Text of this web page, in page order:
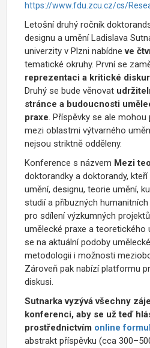
https://www.fdu.zcu.cz/cs/
Letošní druhý ročník
designu a umění Ladislava
univerzity v Plzni nabídneve
tematické okruhy. První se
reprezentaci a kritické
Druhý se bude věnovat
stránce a budoucnosti
praxe. Příspěvky se ale
mezi oblastmi výtvarného
nejsou striktně odděleny.
Konference s názvem Mezi
doktorandky a doktorandy,
umění, designu, teorie umění,
studií a příbuzných
pro sdílení výzkumných
umělecké praxe a teoretického
se na aktuální podoby
metodologii i možnosti
Zároveň pak nabízí platformu
diskusi.
Sutnarka vyzývá všechny
konferenci, aby se už teď
prostřednictvím online
abstrakt příspěvku (cca